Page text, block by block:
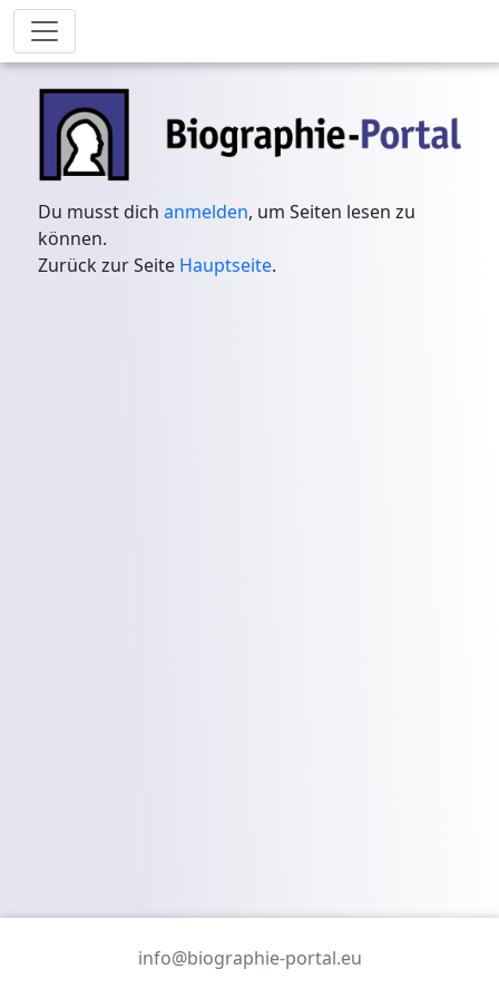
Du musst dichanmelden, um Seiten lesen zu
können.
Zurück zur Seite Hauptseite.
info@biographie-portal.eu